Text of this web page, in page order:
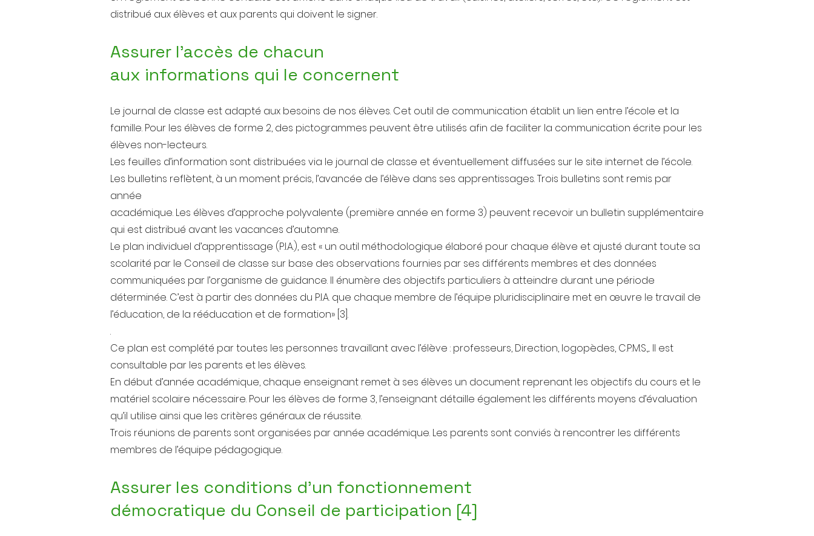
distribué aux élèves et aux parents qui doivent le signer.
Assurer l'accès de chacun
aux informations qui le concernent
Le journal de classe est adapté aux besoins de nos élèves. Cet outil de communication établit un lien entre l’école et la
famille. Pour les élèves de forme 2, des pictogrammes peuvent être utilisés afin de faciliter la communication écrite pour les
élèves non-lecteurs.
Les feuilles d’information sont distribuées via le journal de classe et éventuellement diffusées sur le site internet de l’école.
Les bulletins reflètent, à un moment précis, l’avancée de l’élève dans ses apprentissages. Trois bulletins sont remis par
année
académique. Les élèves d’approche polyvalente (première année en forme 3) peuvent recevoir un bulletin supplémentaire
qui est distribué avant les vacances d’automne.
Le plan individuel d’apprentissage (P.I.A.), est « un outil méthodologique élaboré pour chaque élève et ajusté durant toute sa
scolarité par le Conseil de classe sur base des observations fournies par ses différents membres et des données
communiquées par l’organisme de guidance. Il énumère des objectifs particuliers à atteindre durant une période
déterminée. C’est à partir des données du P.I.A. que chaque membre de l’équipe pluridisciplinaire met en œuvre le travail de
l’éducation, de la rééducation et de formation» [3].
.
Ce plan est complété par toutes les personnes travaillant avec l’élève : professeurs, Direction, logopèdes, C.P.M.S.,... Il est
consultable par les parents et les élèves.
En début d’année académique, chaque enseignant remet à ses élèves un document reprenant les objectifs du cours et le
matériel scolaire nécessaire. Pour les élèves de forme 3, l’enseignant détaille également les différents moyens d’évaluation
qu’il utilise ainsi que les critères généraux de réussite.
Trois réunions de parents sont organisées par année académique. Les parents sont conviés à rencontrer les différents
membres de l’équipe pédagogique.
Assurer les conditions d’un fonctionnement
démocratique du Conseil de participation [4]